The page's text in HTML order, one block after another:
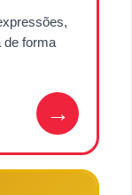
de forma
→